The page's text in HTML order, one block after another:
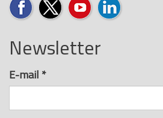
Newsletter
E-mail *